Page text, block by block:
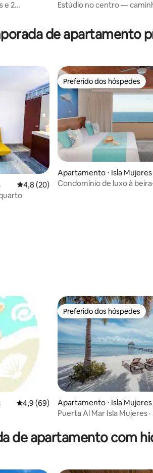
e 2
Estúdio no centro —
de apartamento
4,8 de uma avaliação média de 5, 20
4,8 (20)
Preferido dos hóspedes
Preferido dos hóspedes
Apartamento ⋅ Isla Mujeres
Condomínio de luxo à
4,9 de uma avaliação média de 5, 69
4,9 (69)
Preferido dos hóspedes
Preferido dos hóspedes
Apartamento ⋅ Isla Mujeres
Puerta Al Mar Isla Mujeres
de apartamento com